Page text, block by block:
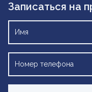
Записаться на